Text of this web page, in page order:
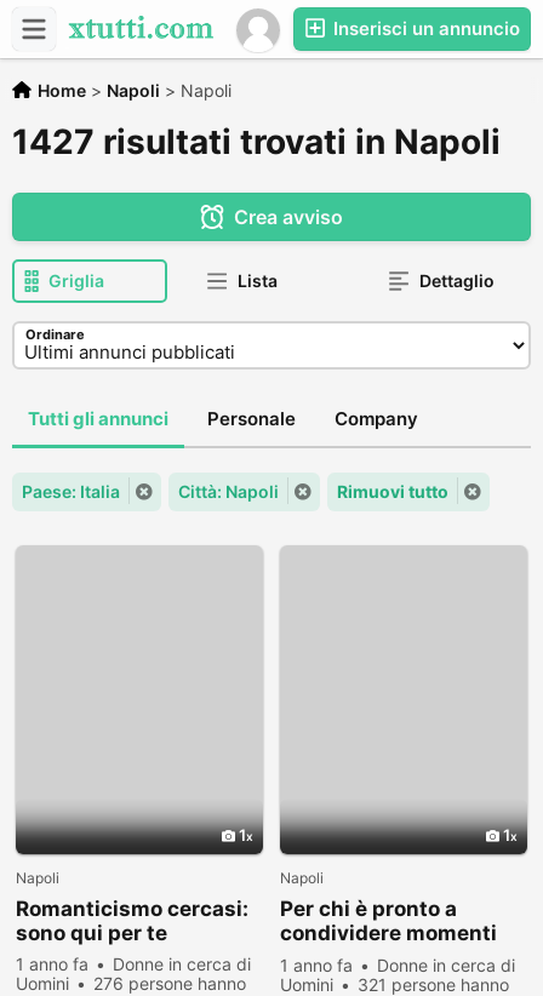
Inserisci un annuncio
Home > Napoli > Napoli
1427 risultati trovati in Napoli
Crea avviso
Griglia Lista Dettaglio
Ordinare
Tutti gli annunci Personale Company
Paese: Italia Città: Napoli Rimuovi tutto
1
Napoli
Romanticismo cercasi:
sono qui per te
1 anno fa
Donne in cerca di
Uomini
276 persone hanno
1
Napoli
Per chi è pronto a
condividere momenti
speciali
1 anno fa
Donne in cerca di
Uomini
321 persone hanno